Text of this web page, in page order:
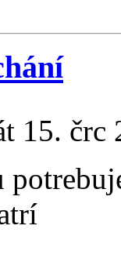
15. črc